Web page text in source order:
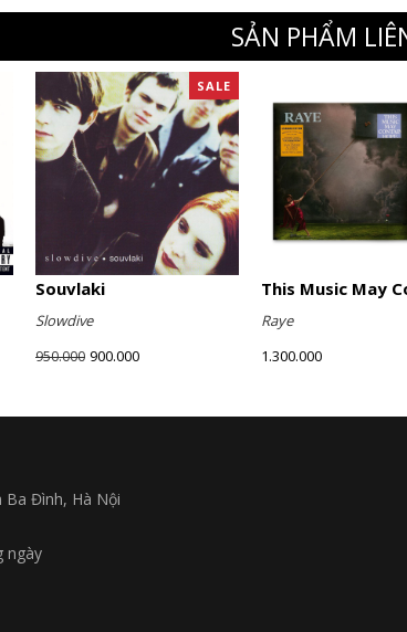
SẢN PHẨM
SALE
Souvlaki
Slowdive
950.000 900.000
Raye
1.300.000
Ba Đình, Hà Nội
ngày